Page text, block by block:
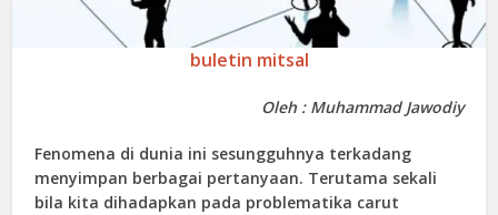
buletin mitsal
Oleh : Muhammad Jawodiy
Fenomena di dunia ini sesungguhnya terkadang
menyimpan berbagai pertanyaan. Terutama sekali
bila kita dihadapkan pada problematika carut